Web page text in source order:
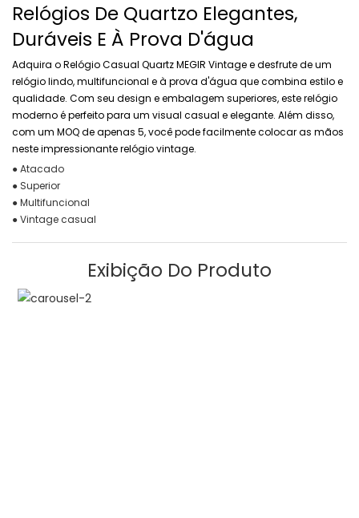
Relógios De Quartzo Elegantes,
Duráveis ​​e À Prova D'água
Adquira o Relógio Casual Quartz MEGIR Vintage e desfrute de um
relógio lindo, multifuncional e à prova d'água que combina estilo e
qualidade. Com seu design e embalagem superiores, este relógio
moderno é perfeito para um visual casual e elegante. Além disso,
com um MOQ de apenas 5, você pode facilmente colocar as mãos
neste impressionante relógio vintage.
● Atacado
● Superior
● Multifuncional
● Vintage casual
Exibição Do Produto